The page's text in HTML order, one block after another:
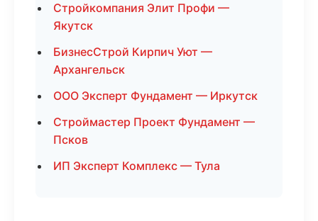
Стройкомпания Элит Профи —
Якутск
БизнесСтрой Кирпич Уют —
Архангельск
ООО Эксперт Фундамент — Иркутск
Строймастер Проект Фундамент —
Псков
ИП Эксперт Комплекс — Тула